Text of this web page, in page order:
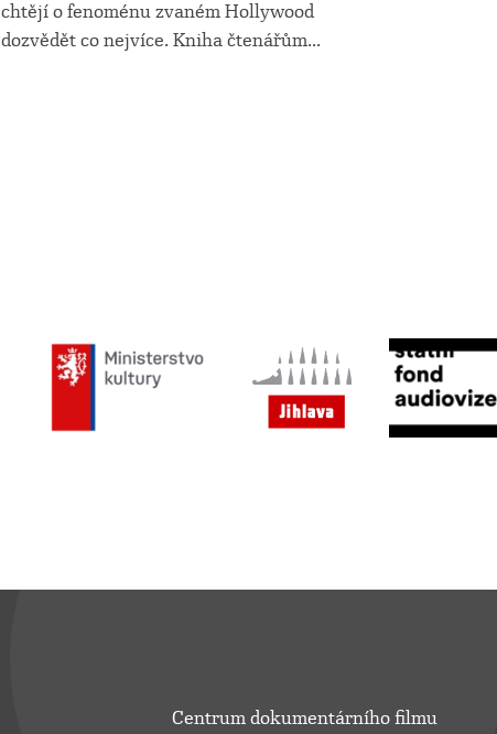
chtějí o fenoménu zvaném Hollywood
dozvědět co nejvíce. Kniha čtenářům...
Centrum dokumentárního filmu